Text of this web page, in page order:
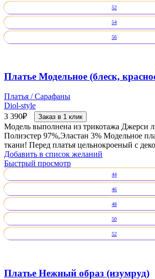
52
54
56
Платье Модельное (блеск,
Платья / Сарафаны
Diol-style
3 390₽ Заказ в 1 клик
Модель выполнена из трикотажа Джерси
Полиэстер 97%,Эластан 3% Модельное
ткани! Перед платья цельнокроеный с
Добавить в список желаний
Быстрый просмотр
44
46
48
50
52
Платье Нежный образ (изумруд)